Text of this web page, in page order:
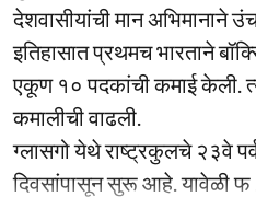
देशवासीयांची मान अभिमानाने
इतिहासात प्रथमच भारताने
एकूण १० पदकांची कमाई केली.
कमालीची वाढली.
ग्लासगो येथे राष्ट्रकुलचे २३वे
दिवसांपासून सुरू आहे. यावेळी फ ...